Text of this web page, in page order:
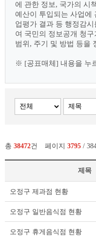
에 관한 정보, 국가의 시
예산이 투입되는 사업에
업평가 결과 등 행정감
여 국민의 정보공개 청구
범위, 주기 및 방법 등을
※ [공표매체] 내용을 누
총 38472건 페이지 3795 /
전
보
표
제목
오정구 제과점 현황
오정구 일반음식점 현황
오정구 휴게음식점 현황